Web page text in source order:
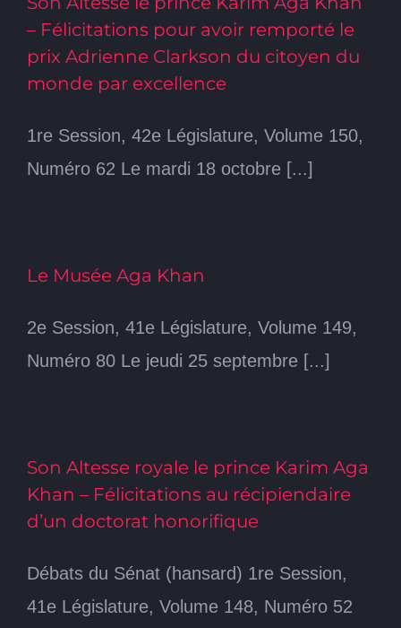
– Félicitations pour avoir remporté le
prix Adrienne Clarkson du citoyen du
monde par excellence
1re Session, 42e Législature, Volume 150,
Numéro 62 Le mardi 18 octobre [...]
Le Musée Aga Khan
2e Session, 41e Législature, Volume 149,
Numéro 80 Le jeudi 25 septembre [...]
Son Altesse royale le prince Karim Aga
Khan – Félicitations au récipiendaire
d’un doctorat honorifique
Débats du Sénat (hansard) 1re Session,
41e Législature, Volume 148, Numéro 52